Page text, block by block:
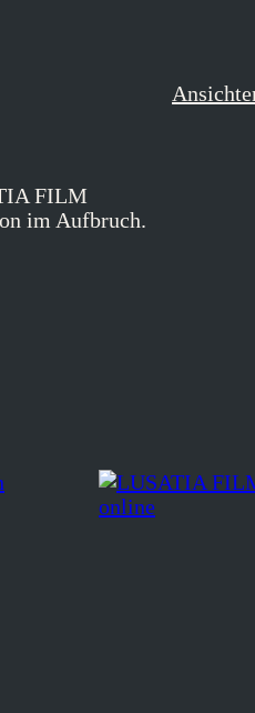
FILM
im Aufbruch.